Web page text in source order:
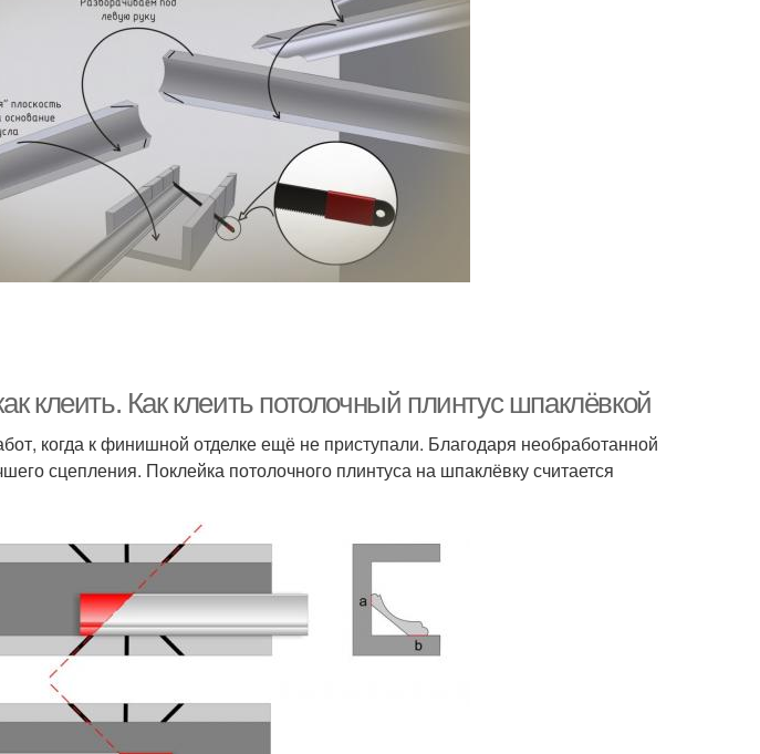
клеить. Как клеить потолочный плинтус шпаклёвкой
когда к финишной отделке ещё не приступали. Благодаря необработанной
сцепления. Поклейка потолочного плинтуса на шпаклёвку считается